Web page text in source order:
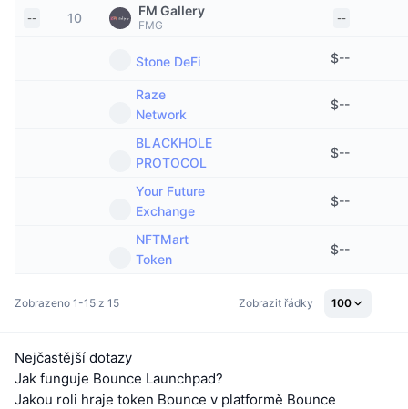
Nové
Technologie
Připravované prodeje
Bitcoin ETF
Ethereum ETF
Přehled
Likvidace
Sazby financování
Prozkoumat
Airdrops
Diamantové odměny
Učte se a vydělávejte
-- 10 FM Gallery
FMG --
Stone DeFi $--
Raze
Network
$--
BLACKHOLE
PROTOCOL
$--
Your Future
Exchange
$--
NFTMart
Token
$--
Zobrazeno 1-15 z 15 Zobrazit řádky 100
Nejčastější dotazy
Jak funguje Bounce Launchpad?
Jakou roli hraje token Bounce v platformě Bounce